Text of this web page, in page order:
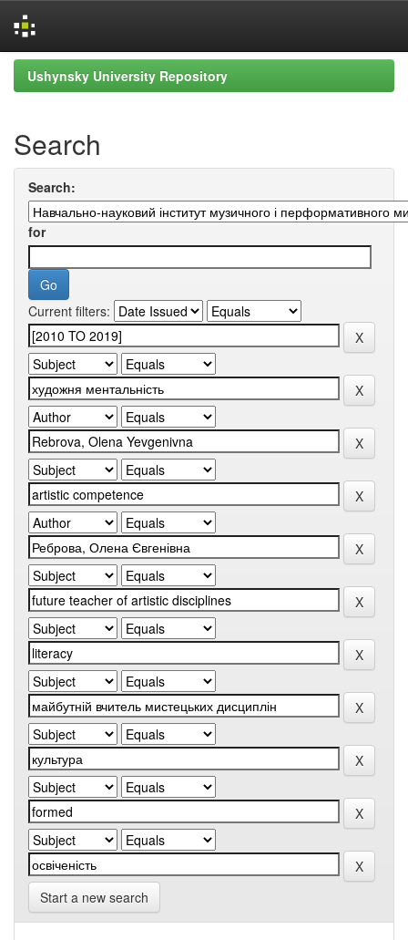
Skip
navigation
Ushynsky University Repository
Search
Search:
for
Current filters:
Start a new search